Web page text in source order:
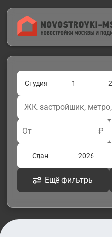
Студия 1 2
От ₽
Сдан 2026
Ещё фильтры